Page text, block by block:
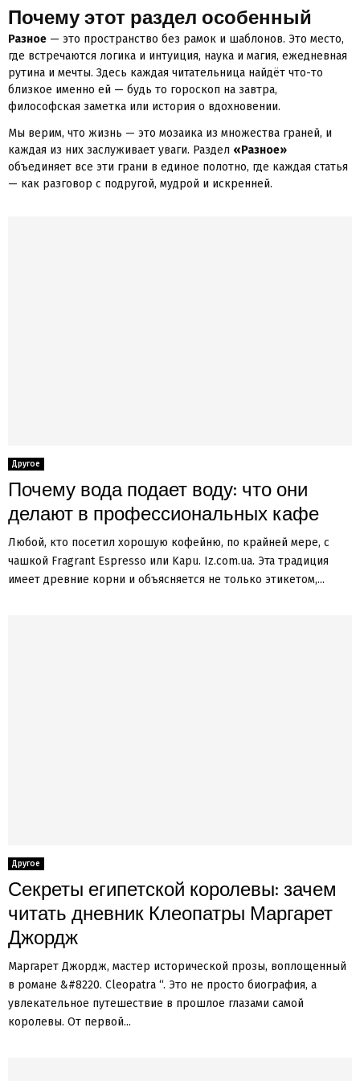
Почему этот раздел особенный
Разное — это пространство без рамок и шаблонов. Это место,
где встречаются логика и интуиция, наука и магия, ежедневная
рутина и мечты. Здесь каждая читательница найдёт что-то
близкое именно ей — будь то гороскоп на завтра,
философская заметка или история о вдохновении.
Мы верим, что жизнь — это мозаика из множества граней, и
каждая из них заслуживает уваги. Раздел «Разное»
объединяет все эти грани в единое полотно, где каждая статья
— как разговор с подругой, мудрой и искренней.
Другое
Почему вода подает воду: что они
делают в профессиональных кафе
Любой, кто посетил хорошую кофейню, по крайней мере, с
чашкой Fragrant Espresso или Kapu. Iz.com.ua. Эта традиция
имеет древние корни и объясняется не только этикетом,...
Другое
Секреты египетской королевы: зачем
читать дневник Клеопатры Маргарет
Джордж
Маргарет Джордж, мастер исторической прозы, воплощенный
в романе &#8220. Cleopatra “. Это не просто биография, а
увлекательное путешествие в прошлое глазами самой
королевы. От первой...